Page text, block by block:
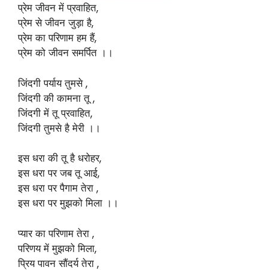
प्रेम जीवन में प्रवाहित,
प्रेम से जीवन जुड़ा है,
प्रेम का परिणाम हम हैं,
प्रेम को जीवन समर्पित ।।
जिंदगी पर्याय तुमसे ,
जिंदगी की कामना तू ,
जिंदगी में तू प्रवाहित,
जिंदगी तुमसे है मेरी ।।
इस धरा की तू है धरोहर,
इस धरा पर जब तू आई,
इस धरा पर पैगाम तेरा ,
इस धरा पर मुझको मिला ।।
प्यार का परिणाम तेरा ,
परिणय में मुझको मिला,
प्रिय पावन सौंदर्य तेरा ,